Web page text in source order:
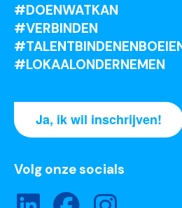
#DOENWATKAN
#VERBINDEN
#LOKAALONDERNEMEN
Ja, ik wil inschrijven!
Volg onze socials